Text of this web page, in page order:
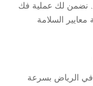
نضمن لك عملية فك
السلامة
الرياض بسرعة